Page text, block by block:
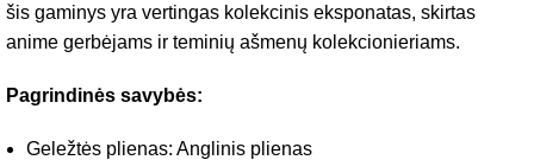
šis gaminys yra vertingas kolekcinis eksponatas, skirtas
anime gerbėjams ir teminių ašmenų kolekcionieriams.
Pagrindinės savybės:
Geležtės plienas: Anglinis plienas